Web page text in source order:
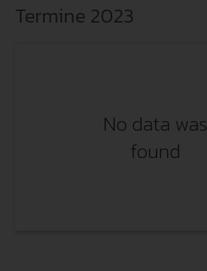
Termine 2023
No data was
found